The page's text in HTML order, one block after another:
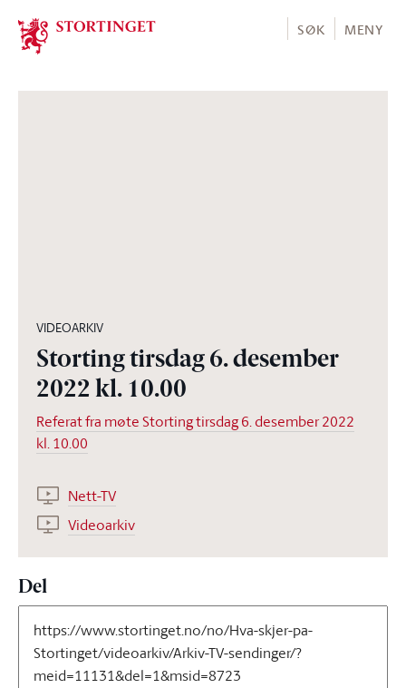
Stortinget.no
SØK MENY
VIDEOARKIV
Storting tirsdag 6. desember
2022 kl. 10.00
Referat fra møte Storting tirsdag 6. desember 2022
kl. 10.00
Nett-TV
Videoarkiv
Del